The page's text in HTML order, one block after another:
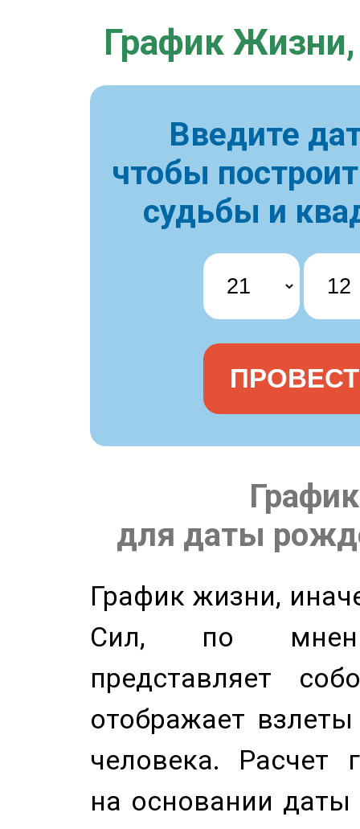
График Жизни,
Введите
чтобы
судьбы и
для даты
График жизни,
Сил, по
представляет
отображает
человека. Расчет
на основании